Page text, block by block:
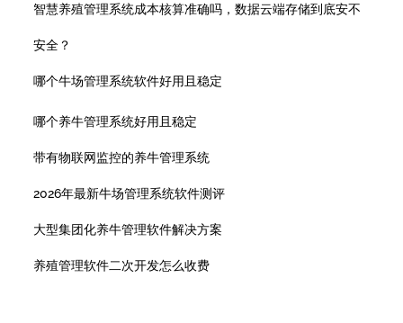
智慧养殖管理系统成本核算准确吗，数据云端存储到底安不
安全？
哪个牛场管理系统软件好用且稳定
哪个养牛管理系统好用且稳定
带有物联网监控的养牛管理系统
2026年最新牛场管理系统软件测评
大型集团化养牛管理软件解决方案
养殖管理软件二次开发怎么收费